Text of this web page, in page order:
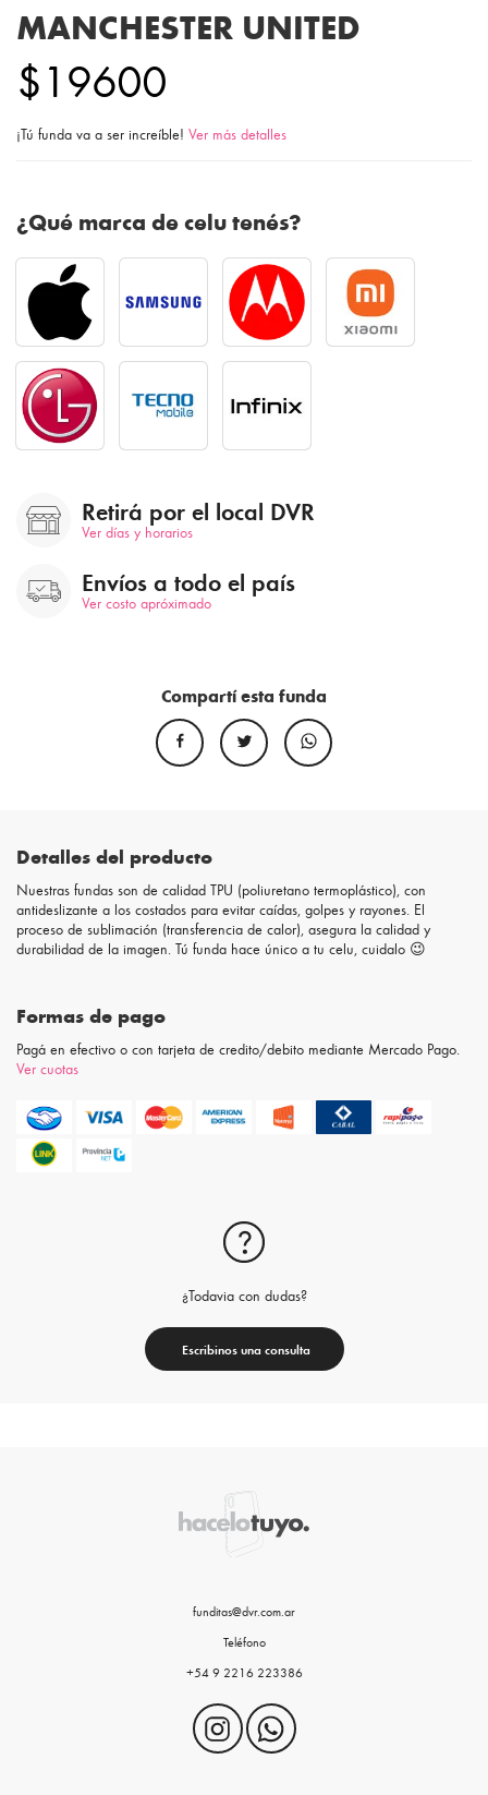
MANCHESTER UNITED
$19600
¡Tú funda va a ser increíble! Ver más detalles
¿Qué marca de celu tenés?
Retirá por el local DVR
Ver días y horarios
Envíos a todo el país
Ver costo apróximado
Compartí esta funda
Detalles del producto
Nuestras fundas son de calidad TPU (poliuretano termoplástico), con
antideslizante a los costados para evitar caídas, golpes y rayones. El
proceso de sublimación (transferencia de calor), asegura la calidad y
durabilidad de la imagen. Tú funda hace único a tu celu, cuidalo 😉
Formas de pago
Pagá en efectivo o con tarjeta de credito/debito mediante Mercado Pago.
Ver cuotas
¿Todavia con dudas?
Escribinos una consulta
funditas@dvr.com.ar
Teléfono
+54 9 2216 223386